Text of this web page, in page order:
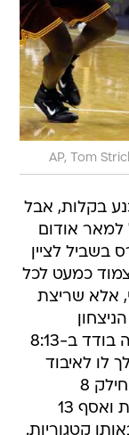
AP, Tom
בקלות, אבל
בראון, 21 גם של למאר אודום
בשביל לציין
כמעט לכל
אלא שריצת
בסטייפלס סנטר. הבולס קלעו סל שדה בודד ב-8:13
לו לאיבוד
משחק מצוין של דרק רוז, שקלע 30 וחילק 8
אסיסטים. ג'ואקים נואה קלע 19 נקודות ואסף 13